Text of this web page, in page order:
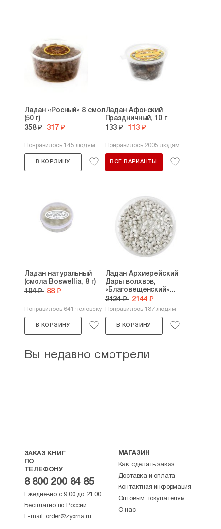
Ладан «Росный» 8 смол
(50 г)
358 ₽ 317 ₽
Понравилось 145 людям
В КОРЗИНУ
Ладан Афонский
Праздничный, 10 г
133 ₽ 113 ₽
Понравилось 2005 людям
ВСЕ ВАРИАНТЫ
Ладан натуральный
(смола Boswellia, 8 г)
104 ₽ 88 ₽
Понравилось 641 человеку
В КОРЗИНУ
Ладан Архиерейский
Дары волхвов,
«Благовещенский»...
2424 ₽ 2144 ₽
Понравилось 137 людям
В КОРЗИНУ
Вы недавно смотрели
ЗАКАЗ КНИГ
ПО
ТЕЛЕФОНУ
8 800 200 84 85
Ежедневно с 9:00 до 21:00
Бесплатно по России.
E-mail: order@zyorna.ru
МАГАЗИН
Как сделать заказ
Доставка и оплата
Контактная информация
Оптовым покупателям
О нас